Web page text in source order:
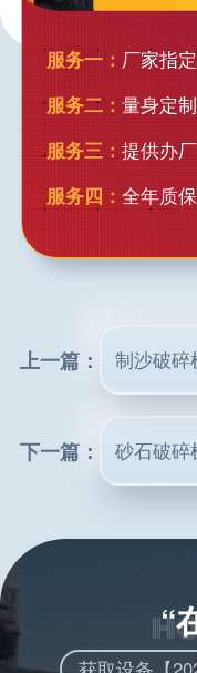
服务一： 厂家指
服务二： 量身定
服务三： 提供办
服务四： 全年质
上一篇：
下一篇：
“